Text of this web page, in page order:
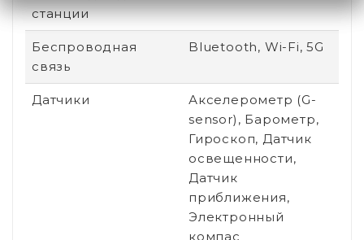
станции
Беспроводная
связь
Bluetooth, Wi-Fi, 5G
Датчики
Акселерометр (G-
sensor), Барометр,
Гироскоп, Датчик
освещенности,
Датчик
приближения,
Электронный
компас